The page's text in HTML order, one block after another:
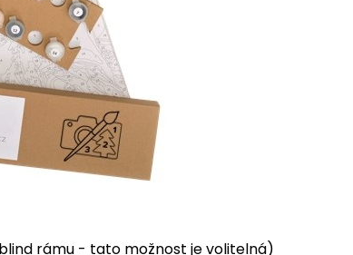
rámu - tato možnost je volitelná)